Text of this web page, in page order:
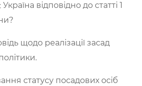
відповідно до статті 1
щодо реалізації засад
статусу посадових осіб